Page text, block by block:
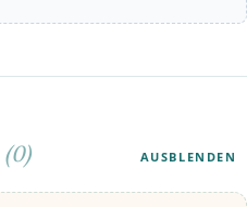
(0) AUSBLENDEN